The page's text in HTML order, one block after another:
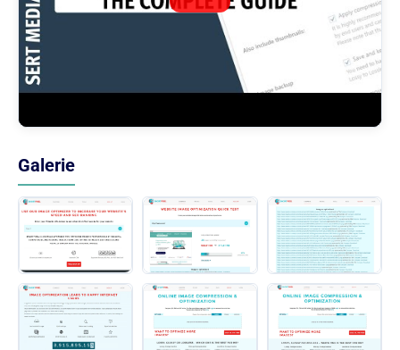
Galerie